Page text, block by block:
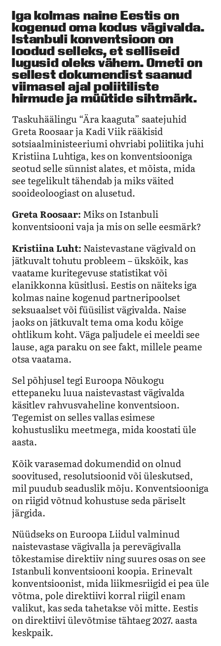
Iga kolmas naine Eestis on
kogenud oma kodus vägivalda.
Istanbuli konventsioon on
loodud selleks, et selliseid
lugusid oleks vähem. Ometi on
sellest dokumendist saanud
viimasel ajal poliitiliste
hirmude ja müütide sihtmärk.
Taskuhäälingu “Ära kaaguta” saatejuhid
Greta Roosaar ja Kadi Viik rääkisid
sotsiaalministeeriumi ohvriabi poliitika juhi
Kristiina Luhtiga, kes on konventsiooniga
seotud selle sünnist alates, et mõista, mida
see tegelikult tähendab ja miks väited
sooideoloogiast on alusetud.
Greta Roosaar: Miks on Istanbuli
konventsiooni vaja ja mis on selle eesmärk?
Kristiina Luht: Naistevastane vägivald on
jätkuvalt tohutu probleem – ükskõik, kas
vaatame kuritegevuse statistikat või
elanikkonna küsitlusi. Eestis on näiteks iga
kolmas naine kogenud partneripoolset
seksuaalset või füüsilist vägivalda. Naise
jaoks on jätkuvalt tema oma kodu kõige
ohtlikum koht. Väga paljudele ei meeldi see
lause, aga paraku on see fakt, millele peame
otsa vaatama.
Sel põhjusel tegi Euroopa Nõukogu
ettepaneku luua naistevastast vägivalda
käsitlev rahvusvaheline konventsioon.
Tegemist on selles vallas esimese
kohustusliku meetmega, mida koostati üle
aasta.
Kõik varasemad dokumendid on olnud
soovitused, resolutsioonid või üleskutsed,
mil puudub seaduslik mõju. Konventsiooniga
on riigid võtnud kohustuse seda päriselt
järgida.
Nüüdseks on Euroopa Liidul valminud
naistevastase vägivalla ja perevägivalla
tõkestamise direktiiv ning suures osas on see
Istanbuli konventsiooni koopia. Erinevalt
konventsioonist, mida liikmesriigid ei pea üle
võtma, pole direktiivi korral riigil enam
valikut, kas seda tahetakse või mitte. Eestis
on direktiivi ülevõtmise tähtaeg 2027. aasta
keskpaik.